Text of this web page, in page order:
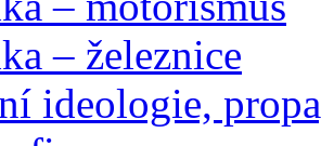
– železnice
ideologie,